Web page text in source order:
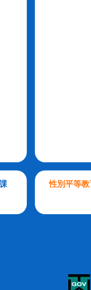
性別平等